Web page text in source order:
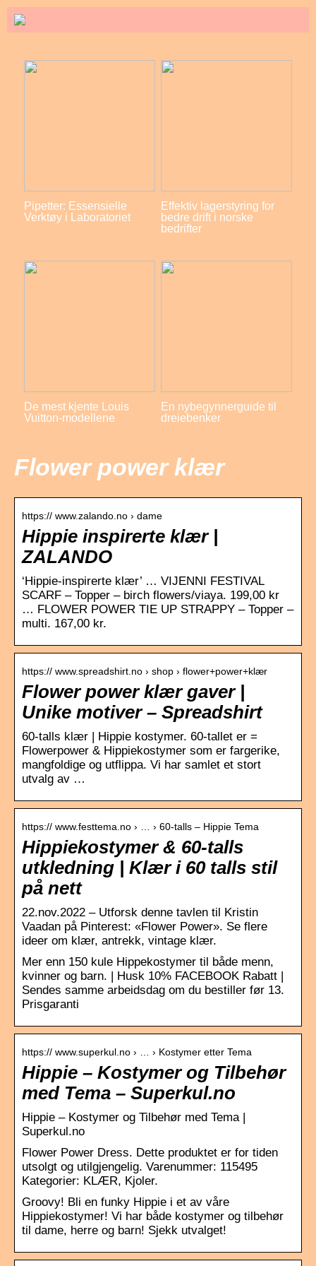
Pipetter: Essensielle
Verktøy i Laboratoriet
Effektiv lagerstyring for
bedre drift i norske
bedrifter
De mest kjente Louis
Vuitton-modellene
En nybegynnerguide til
dreiebenker
Flower power klær
https:// www.zalando.no › dame
Hippie inspirerte klær |
ZALANDO
‘Hippie-inspirerte klær’ … VIJENNI FESTIVAL
SCARF – Topper – birch flowers/viaya. 199,00 kr
… FLOWER POWER TIE UP STRAPPY – Topper –
multi. 167,00 kr.
https:// www.spreadshirt.no › shop › flower+power+klær
Flower power klær gaver |
Unike motiver – Spreadshirt
60-talls klær | Hippie kostymer. 60-tallet er =
Flowerpower & Hippiekostymer som er fargerike,
mangfoldige og utflippa. Vi har samlet et stort
utvalg av …
https:// www.festtema.no › … › 60-talls – Hippie Tema
Hippiekostymer & 60-talls
utkledning | Klær i 60 talls stil
på nett
22.nov.2022 – Utforsk denne tavlen til Kristin
Vaadan på Pinterest: «Flower Power». Se flere
ideer om klær, antrekk, vintage klær.
Mer enn 150 kule Hippekostymer til både menn,
kvinner og barn. | Husk 10% FACEBOOK Rabatt |
Sendes samme arbeidsdag om du bestiller før 13.
Prisgaranti
https:// www.superkul.no › … › Kostymer etter Tema
Hippie – Kostymer og Tilbehør
med Tema – Superkul.no
Hippie – Kostymer og Tilbehør med Tema |
Superkul.no
Flower Power Dress. Dette produktet er for tiden
utsolgt og utilgjengelig. Varenummer: 115495
Kategorier: KLÆR, Kjoler.
Groovy! Bli en funky Hippie i et av våre
Hippiekostymer! Vi har både kostymer og tilbehør
til dame, herre og barn! Sjekk utvalget!